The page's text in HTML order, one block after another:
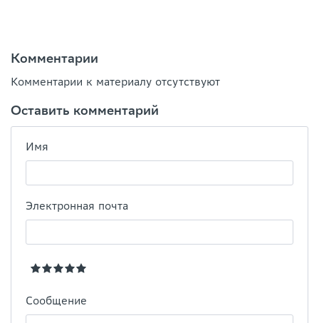
Комментарии
Комментарии к материалу отсутствуют
Оставить комментарий
Имя
Электронная почта
Сообщение